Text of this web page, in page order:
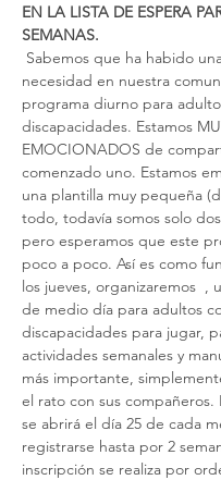
EN LA LISTA DE ESPERA
SEMANAS.
necesidad en nuestra
programa diurno para
discapacidades. Estamos
EMOCIONADOS de
comenzado uno. Estamos
una plantilla muy pequeña
todo, todavía somos solo
pero esperamos que este
poco a poco. Así es como
los jueves, organizaremos
,
de medio día para adultos
discapacidades para jugar,
actividades semanales y
más importante,
el rato con sus compañeros.
se abrirá el día 25 de cada
registrarse hasta por 2
inscripción se realiza por